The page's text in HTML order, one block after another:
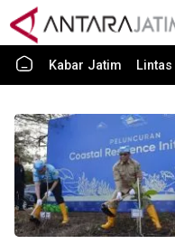
Kabar Jatim